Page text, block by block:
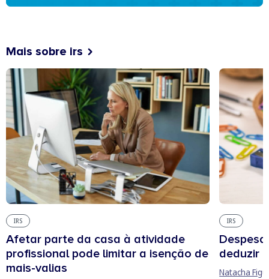
Mais sobre irs
IRS
Afetar parte da casa à atividade
profissional pode limitar a isenção de
mais-valias
IRS
deduzir
Natacha